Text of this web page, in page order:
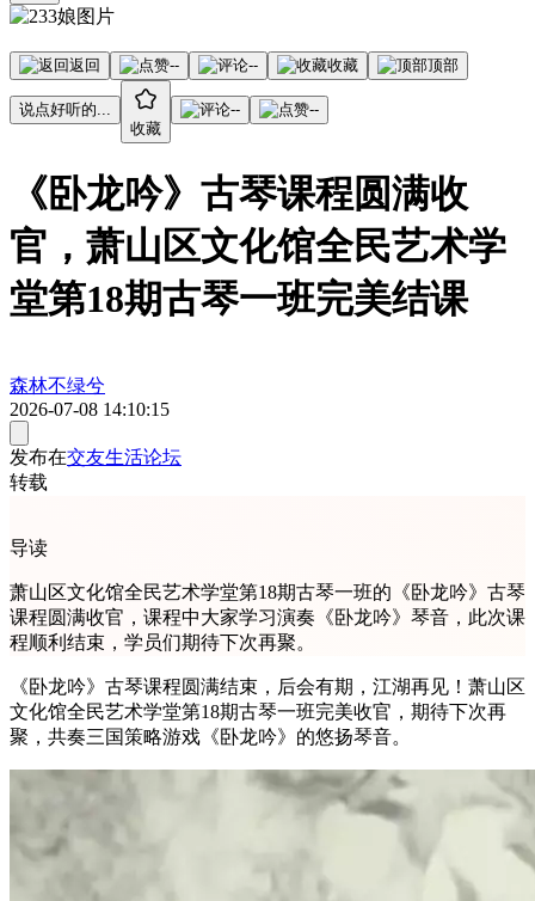
返回 -- -- 收藏 顶部
说点好听的...
收藏
-- --
《卧龙吟》古琴课程圆满收
官，萧山区文化馆全民艺术学
堂第18期古琴一班完美结课
森林不绿兮
2026-07-08 14:10:15
发布在交友生活论坛
转载
导读
萧山区文化馆全民艺术学堂第18期古琴一班的《卧龙吟》古琴
课程圆满收官，课程中大家学习演奏《卧龙吟》琴音，此次课
程顺利结束，学员们期待下次再聚。
《卧龙吟》古琴课程圆满结束，后会有期，江湖再见！萧山区
文化馆全民艺术学堂第18期古琴一班完美收官，期待下次再
聚，共奏三国策略游戏《卧龙吟》的悠扬琴音。